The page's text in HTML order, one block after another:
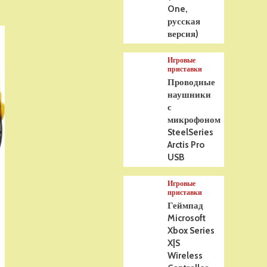
One,
русская
версия)
Игровые
приставки
Проводные
наушники
с
микрофоном
SteelSeries
Arctis Pro
USB
Игровые
приставки
Геймпад
Microsoft
Xbox Series
X|S
Wireless